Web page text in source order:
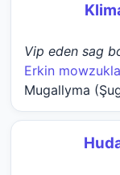
Vip eden sag
Erkin
Mugallyma